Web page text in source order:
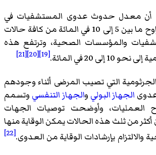
أن معدل حدوث عدوى المستشفيات في
الدول المتقدمة يتراوح ما بين 5 إلى 10 في المائة من كافة حالات
والمؤسسات الصحية، وترتفع هذه
إلى 20 في المائة.
[19]
[20]
[21]
الجرثومية التي تصيب المرضى أثناء وجودهم
الجهاز البولي والجهاز التنفسي وتسمم
العمليات، وأوضحت توصيات الجهات
من ثلث هذه الحالات يمكن الوقاية منها
والالتزام بإرشادات الوقاية من العدوى.[22]